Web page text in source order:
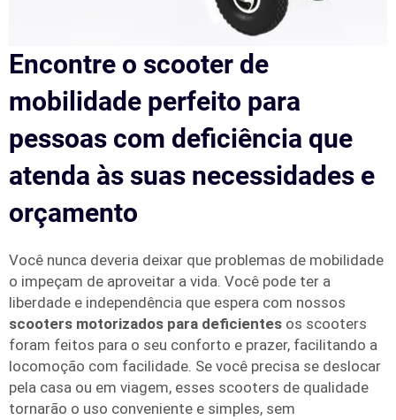
Encontre o scooter de
mobilidade perfeito para
pessoas com deficiência que
atenda às suas necessidades e
orçamento
Você nunca deveria deixar que problemas de mobilidade
o impeçam de aproveitar a vida. Você pode ter a
liberdade e independência que espera com nossos
scooters motorizados para deficientes os scooters
foram feitos para o seu conforto e prazer, facilitando a
locomoção com facilidade. Se você precisa se deslocar
pela casa ou em viagem, esses scooters de qualidade
tornarão o uso conveniente e simples, sem